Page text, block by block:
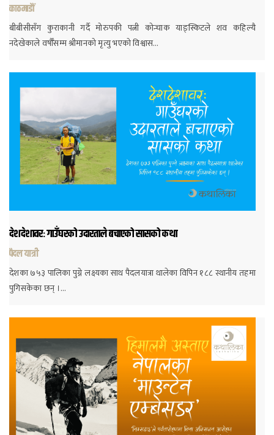
काठमाडौं
बीबीसीसँग कुराकानी गर्दै मोरुपकी पत्नी कोन्चाक याङ्स्किटले शव कहिल्यै
नदेखेकाले वर्षौँसम्म श्रीमानको मृत्यु भएको विश्वास…
देशदेशावरः गाउँघरको उदारताले बचाएको सासको कथा
पैदल यात्री
देशका ७५३ पालिका पुग्ने लक्ष्यका साथ पैदलयात्रा थालेका विपिन १८८ स्थानीय तहमा
पुगिसकेका छन् ।…